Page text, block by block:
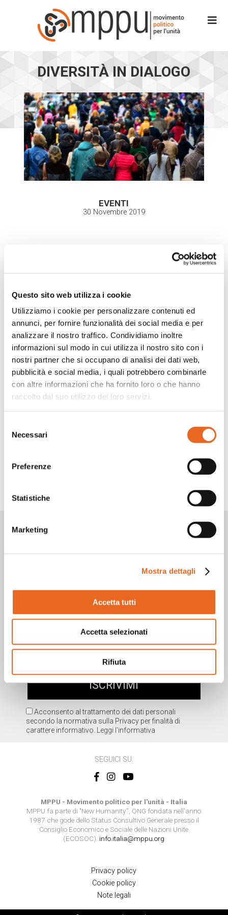
Questo sito web utilizza i cookie
Utilizziamo i cookie per personalizzare contenuti ed
annunci, per fornire funzionalità dei social media e per
analizzare il nostro traffico. Condividiamo inoltre
informazioni sul modo in cui utilizza il nostro sito con i
nostri partner che si occupano di analisi dei dati web,
pubblicità e social media, i quali potrebbero combinarle
con altre informazioni che ha fornito loro o che hanno
raccolto dal suo utilizzo dei loro servizi.
delNecessari
Preferenze
Statistiche
Marketing
Mostra dettagli
Accetta tutti
Accetta selezionati
Rifiuta
DIVERSITÀ IN DIALOGO
EVENTI
30 Novembre 2019
WhatsApp
Twitter
Share
Vuoi rimanere aggiornato?
Acconsento al trattamento dei dati personali
secondo la normativa sulla Privacy per finalità di
carattere informativo. Leggi l'informativa
SEGUICI SU:
MPPU - Movimento politico per l'unità - Italia
MPPU fa parte di "New Humanity”, ONG fondata nell'anno
1987 che gode dello Status Consultivo Generale presso il
Consiglio Economico e Sociale delle Nazioni Unite
(ECOSOC). info.italia@mppu.org
Privacy policy
Cookie policy
Note legali